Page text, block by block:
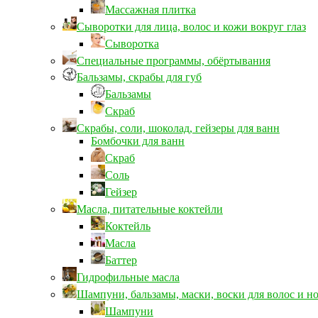
Массажная плитка
Сыворотки для лица, волос и кожи вокруг глаз
Сыворотка
Специальные программы, обёртывания
Бальзамы, скрабы для губ
Бальзамы
Скраб
Скрабы, соли, шоколад, гейзеры для ванн
Бомбочки для ванн
Скраб
Соль
Гейзер
Масла, питательные коктейли
Коктейль
Масла
Баттер
Гидрофильные масла
Шампуни, бальзамы, маски, воски для волос и
Шампуни